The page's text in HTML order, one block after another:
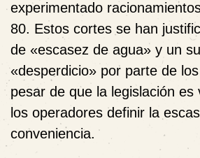
experimentado
80. Estos cortes se han
de «escasez de agua» y un
«desperdicio» por parte de
pesar de que la legislación
los operadores definir la
conveniencia.